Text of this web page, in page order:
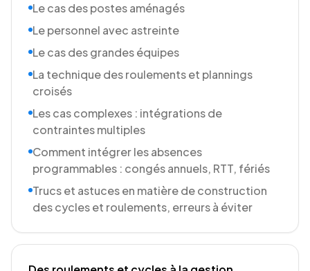
Le cas des postes aménagés
Le personnel avec astreinte
Le cas des grandes équipes
La technique des roulements et plannings
croisés
Les cas complexes : intégrations de
contraintes multiples
Comment intégrer les absences
programmables : congés annuels, RTT, fériés
Trucs et astuces en matière de construction
des cycles et roulements, erreurs à éviter